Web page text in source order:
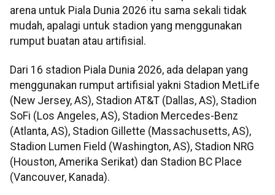
arena untuk Piala Dunia 2026 itu sama sekali tidak
mudah, apalagi untuk stadion yang menggunakan
rumput buatan atau artifisial.
Dari 16 stadion Piala Dunia 2026, ada delapan yang
menggunakan rumput artifisial yakni Stadion MetLife
(New Jersey, AS), Stadion AT&T (Dallas, AS), Stadion
SoFi (Los Angeles, AS), Stadion Mercedes-Benz
(Atlanta, AS), Stadion Gillette (Massachusetts, AS),
Stadion Lumen Field (Washington, AS), Stadion NRG
(Houston, Amerika Serikat) dan Stadion BC Place
(Vancouver, Kanada).